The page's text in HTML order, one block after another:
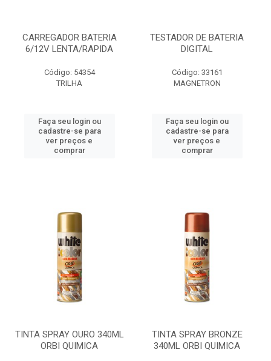
CARREGADOR BATERIA
6/12V LENTA/RAPIDA
Código: 54354
TRILHA
Faça seu login ou
cadastre-se para
ver preços e
comprar
TESTADOR DE BATERIA
DIGITAL
Código: 33161
MAGNETRON
Faça seu login ou
cadastre-se para
ver preços e
comprar
TINTA SPRAY OURO 340ML
ORBI QUIMICA
TINTA SPRAY BRONZE
340ML ORBI QUIMICA